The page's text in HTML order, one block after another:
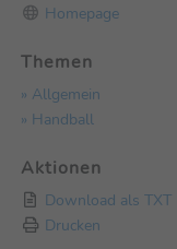
Homepage
Themen
» Allgemein
» Handball
Aktionen
Download als TXT
Drucken